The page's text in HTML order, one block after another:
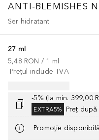
ANTI-BLEMISHES
Ser hidratant
27 ml
5,48 RON / 1 ml
Prețul include TVA
-5% (la min. 399,00
EXTRA5% Preț
Promoție